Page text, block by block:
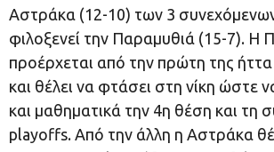
Αστράκα (12-10) των 3
φιλοξενεί την Παραμυθιά (15-7). Η
προέρχεται από την πρώτη της
και θέλει να φτάσει στη νίκη ώστε
και μαθηματικά την 4η θέση και τη
playoffs. Από την άλλη η Αστράκα